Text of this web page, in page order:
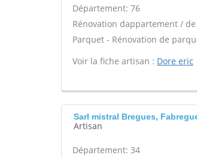
Département: 76
Rénovation dappartement /
Parquet - Rénovation de
Voir la fiche artisan : Dore eric
Sarl mistral Bregues,
Artisan
Département: 34